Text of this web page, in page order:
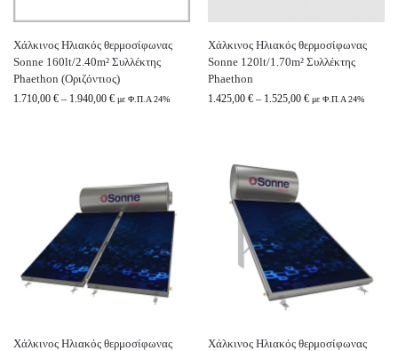
Χάλκινος Ηλιακός θερμοσίφωνας
Sonne 160lt/2.40m² Συλλέκτης
Phaethon (Οριζόντιος)
1.710,00 € – 1.940,00 € με Φ.Π.Α 24%
Χάλκινος Ηλιακός θερμοσίφωνας
Sonne 120lt/1.70m² Συλλέκτης
Phaethon
1.425,00 € – 1.525,00 € με Φ.Π.Α 24%
Χάλκινος Ηλιακός θερμοσίφωνας
Χάλκινος Ηλιακός θερμοσίφωνας